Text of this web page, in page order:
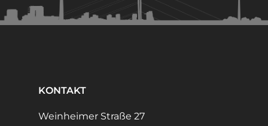
KONTAKT
Weinheimer Straße 27